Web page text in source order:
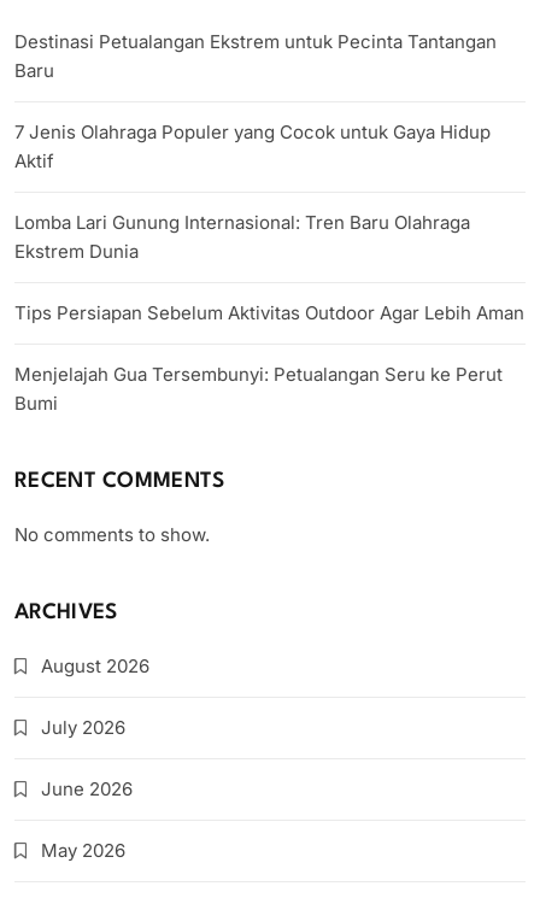
Destinasi Petualangan Ekstrem untuk Pecinta Tantangan
Baru
7 Jenis Olahraga Populer yang Cocok untuk Gaya Hidup
Aktif
Lomba Lari Gunung Internasional: Tren Baru Olahraga
Ekstrem Dunia
Tips Persiapan Sebelum Aktivitas Outdoor Agar Lebih Aman
Menjelajah Gua Tersembunyi: Petualangan Seru ke Perut
Bumi
RECENT COMMENTS
No comments to show.
ARCHIVES
August 2026
July 2026
June 2026
May 2026